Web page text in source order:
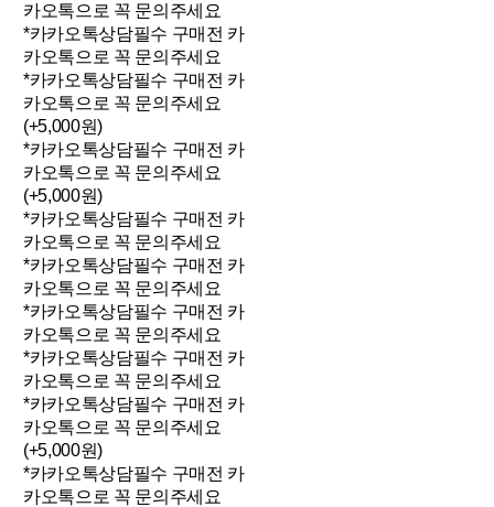
카오톡으로 꼭 문의주세요
*카카오톡상담필수 구매전 카
카오톡으로 꼭 문의주세요
*카카오톡상담필수 구매전 카
카오톡으로 꼭 문의주세요
(+5,000원)
*카카오톡상담필수 구매전 카
카오톡으로 꼭 문의주세요
(+5,000원)
*카카오톡상담필수 구매전 카
카오톡으로 꼭 문의주세요
*카카오톡상담필수 구매전 카
카오톡으로 꼭 문의주세요
*카카오톡상담필수 구매전 카
카오톡으로 꼭 문의주세요
*카카오톡상담필수 구매전 카
카오톡으로 꼭 문의주세요
*카카오톡상담필수 구매전 카
카오톡으로 꼭 문의주세요
(+5,000원)
*카카오톡상담필수 구매전 카
카오톡으로 꼭 문의주세요